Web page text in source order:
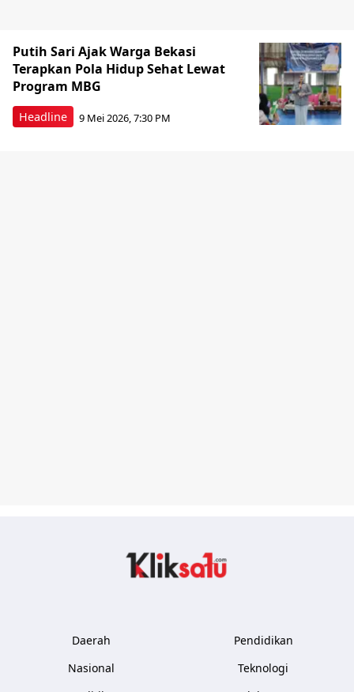
Headline
Putih Sari Ajak Warga Bekasi
Terapkan Pola Hidup Sehat Lewat
Program MBG
9 Mei 2026, 7:30 PM
Daerah
Nasional
Pendidikan
Teknologi